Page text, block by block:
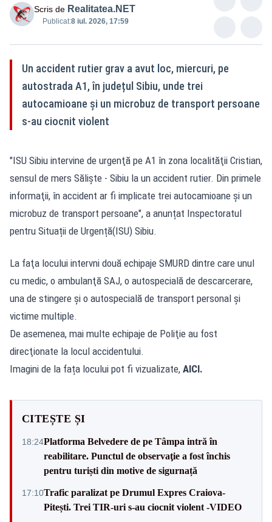
Scris de Realitatea.NET
Publicat:8 iul. 2026, 17:59
Un accident rutier grav a avut loc, miercuri, pe
autostrada A1, în județul Sibiu, unde trei
autocamioane și un microbuz de transport persoane
s-au ciocnit violent
"ISU Sibiu intervine de urgenţă pe A1 în zona localităţii Cristian,
sensul de mers Sălişte - Sibiu la un accident rutier. Din primele
informaţii, în accident ar fi implicate trei autocamioane şi un
microbuz de transport persoane", a anunțat Inspectoratul
pentru Situații de Urgență(ISU) Sibiu.
La faţa locului intervni două echipaje SMURD dintre care unul
cu medic, o ambulanţă SAJ, o autospecială de descarcerare,
una de stingere şi o autospecială de transport personal şi
victime multiple.
De asemenea, mai multe echipaje de Poliţie au fost
direcţionate la locul accidentului.
Imagini de la fața locului pot fi vizualizate, AICI.
CITEȘTE ȘI
18:24Platforma Belvedere de pe Tâmpa intră în
reabilitare. Punctul de observaţie a fost închis
pentru turiști din motive de sigurnață
17:10Trafic paralizat pe Drumul Expres Craiova-
Pitești. Trei TIR-uri s-au ciocnit violent -VIDEO